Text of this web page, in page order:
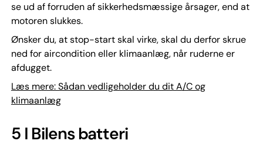
se ud af forruden af sikkerhedsmæssige årsager, end at
motoren slukkes.
Ønsker du, at stop-start skal virke, skal du derfor skrue
ned for aircondition eller klimaanlæg, når ruderne er
afdugget.
Læs mere: Sådan vedligeholder du dit A/C og
klimaanlæg
5 ǀ Bilens batteri